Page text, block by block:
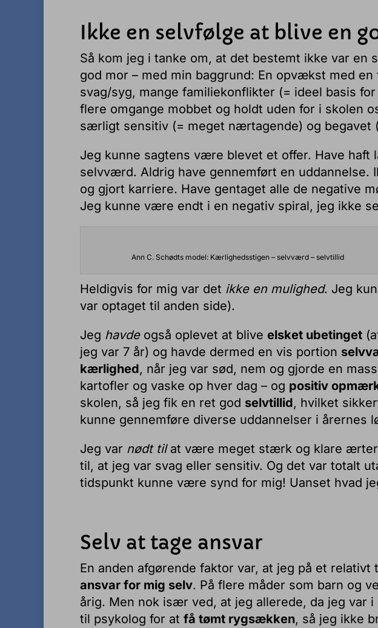
Ikke en selvfølge at blive en
Så kom jeg i tanke om, at det bestemt ikke var en
god mor – med min baggrund: En opvækst med
svag/syg, mange familiekonflikter (= ideel basis
flere omgange mobbet og holdt uden for i skolen
særligt sensitiv (= meget nærtagende) og begavet
Jeg kunne sagtens være blevet et offer. Have haft
selvværd. Aldrig have gennemført en uddannelse.
og gjort karriere. Have gentaget alle de negative
Jeg kunne være endt i en negativ spiral, jeg ikke
Ann C. Schødts model: Kærlighedsstigen – selvværd – selvtillid
Heldigvis for mig var det ikke en mulighed. Jeg
var optaget til anden side).
Jeg havdeogså oplevet at blive elsket ubetinget
jeg var 7 år) og havde dermed en vis portion
kærlighed, når jeg var sød, nem og gjorde en
kartofler og vaske op hver dag – og positiv
skolen, så jeg fik en ret god selvtillid, hvilket
kunne gennemføre diverse uddannelser i årernes
Jeg var nødt tilat være meget stærk og klare
til, at jeg var svag eller sensitiv. Og det var totalt
tidspunkt kunne være synd for mig! Uanset hvad
Selv at tage ansvar
En anden afgørende faktor var, at jeg på et
ansvar for mig selv. På flere måder som barn og
årig. Men nok især ved, at jeg allerede, da jeg var i
til psykolog for at få tømt rygsækken, så jeg ikke